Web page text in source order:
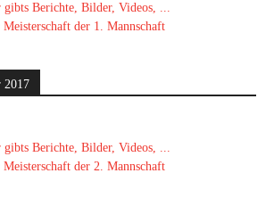
gibts Berichte, Bilder, Videos, ...
Meisterschaft der 1. Mannschaft
2017
gibts Berichte, Bilder, Videos, ...
Meisterschaft der 2. Mannschaft